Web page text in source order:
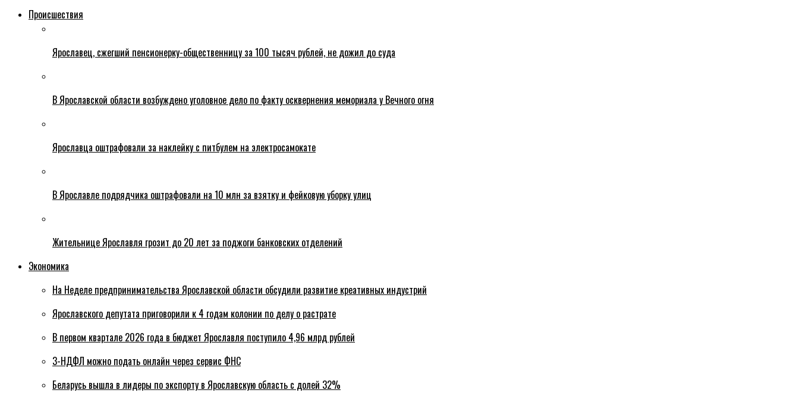
Происшествия
Ярославец, сжегший пенсионерку-общественницу за 100 тысяч рублей, не дожил до суда
В Ярославской области возбуждено уголовное дело по факту осквернения мемориала у Вечного огня
Ярославца оштрафовали за наклейку с питбулем на электросамокате
В Ярославле подрядчика оштрафовали на 10 млн за взятку и фейковую уборку улиц
Жительнице Ярославля грозит до 20 лет за поджоги банковских отделений
Экономика
На Неделе предпринимательства Ярославской области обсудили развитие креативных индустрий
Ярославского депутата приговорили к 4 годам колонии по делу о растрате
В первом квартале 2026 года в бюджет Ярославля поступило 4,96 млрд рублей
3-НДФЛ можно подать онлайн через сервис ФНС
Беларусь вышла в лидеры по экспорту в Ярославскую область с долей 32%